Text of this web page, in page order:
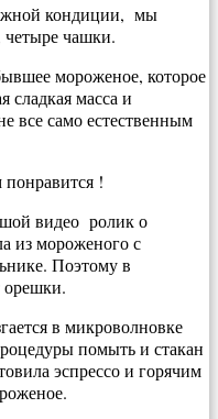
кондиции, мы
четыре чашки.
мороженое, которое
сладкая масса и
все само естественным
!
видео ролик о
из мороженого с
Поэтому в
орешки.
в микроволновке
помыть и стакан
эспрессо и горячим